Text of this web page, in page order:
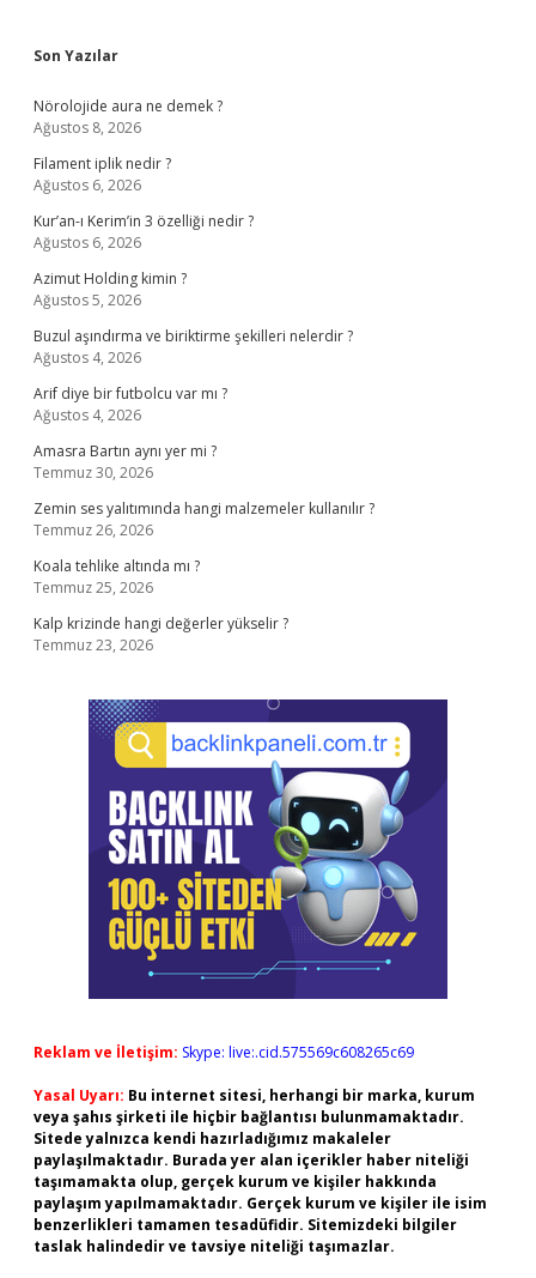
Sidebar
Son Yazılar
Nörolojide aura ne demek ?
Ağustos 8, 2026
Filament iplik nedir ?
Ağustos 6, 2026
Kur’an-ı Kerim’in 3 özelliği nedir ?
Ağustos 6, 2026
Azimut Holding kimin ?
Ağustos 5, 2026
Buzul aşındırma ve biriktirme şekilleri nelerdir ?
Ağustos 4, 2026
Arif diye bir futbolcu var mı ?
Ağustos 4, 2026
Amasra Bartın aynı yer mi ?
Temmuz 30, 2026
Zemin ses yalıtımında hangi malzemeler kullanılır ?
Temmuz 26, 2026
Koala tehlike altında mı ?
Temmuz 25, 2026
Kalp krizinde hangi değerler yükselir ?
Temmuz 23, 2026
Reklam ve İletişim: Skype: live:.cid.575569c608265c69
Yasal Uyarı: Bu internet sitesi, herhangi bir marka, kurum
veya şahıs şirketi ile hiçbir bağlantısı bulunmamaktadır.
Sitede yalnızca kendi hazırladığımız makaleler
paylaşılmaktadır. Burada yer alan içerikler haber niteliği
taşımamakta olup, gerçek kurum ve kişiler hakkında
paylaşım yapılmamaktadır. Gerçek kurum ve kişiler ile isim
benzerlikleri tamamen tesadüfidir. Sitemizdeki bilgiler
taslak halindedir ve tavsiye niteliği taşımazlar.